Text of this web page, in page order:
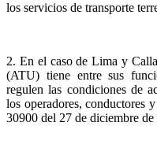
los servicios de transporte
2. En el caso de Lima y
(ATU) tiene entre sus
regulen las condiciones de
los operadores, conductores
30900 del 27 de diciembre de